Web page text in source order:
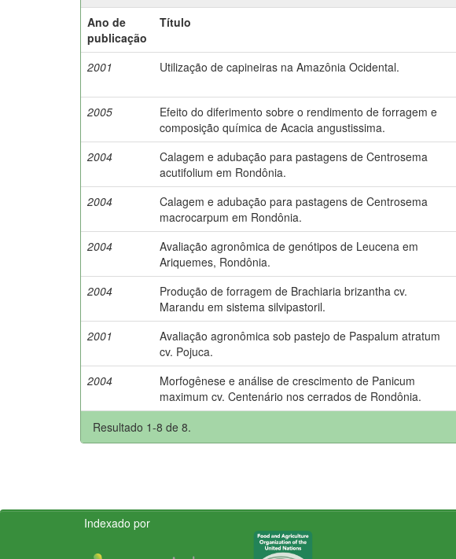
Ano de
publicação
Título
2001 Utilização de capineiras na Amazônia Ocidental.
2005
Efeito do diferimento sobre o rendimento de forragem e
composição química de Acacia angustissima.
2004
Calagem e adubação para pastagens de Centrosema
acutifolium em Rondônia.
2004
Calagem e adubação para pastagens de Centrosema
macrocarpum em Rondônia.
2004
Avaliação agronômica de genótipos de Leucena em
Ariquemes, Rondônia.
2004
Produção de forragem de Brachiaria brizantha cv.
Marandu em sistema silvipastoril.
2001
Avaliação agronômica sob pastejo de Paspalum atratum
cv. Pojuca.
2004
Morfogênese e análise de crescimento de Panicum
maximum cv. Centenário nos cerrados de Rondônia.
Resultado 1-8 de 8.
Indexado por